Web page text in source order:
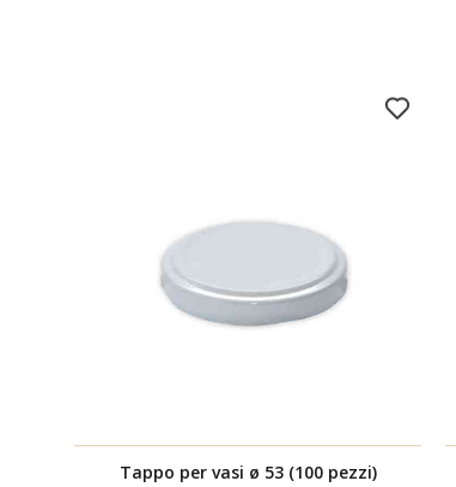
Tappo per vasi ø 53 (100 pezzi)